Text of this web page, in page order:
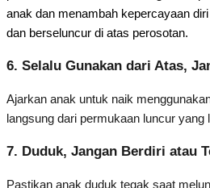
anak dan menambah kepercayaan
dan berseluncur di atas perosotan.
6. Selalu Gunakan dari Atas,
Ajarkan anak untuk naik
langsung dari permukaan luncur yang
7. Duduk, Jangan Berdiri atau
Pastikan anak duduk tegak saat